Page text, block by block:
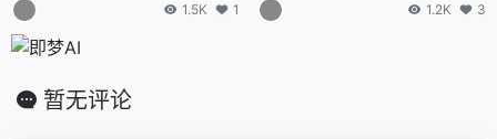
1.5K 1 1.2K 3
暂无评论